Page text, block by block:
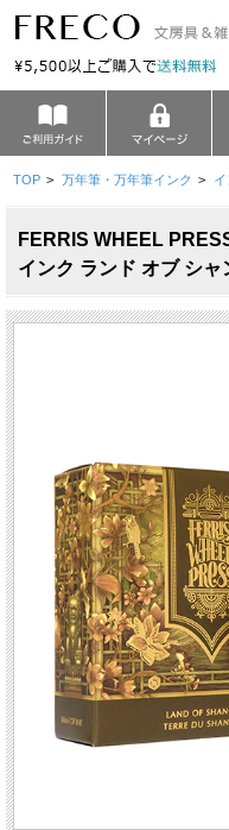
TOP > 万年筆・万年筆インク >
FERRIS WHEEL
インク ランド オブ シャ